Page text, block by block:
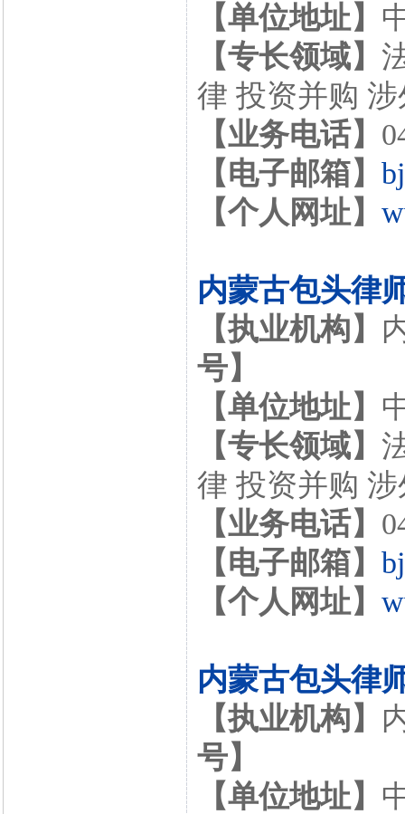
【单位地址】
【专长领域】
律 投资并购
【业务电话】
【电子邮箱】
【个人网址】
内蒙古包头律
【执业机构】
号】
【单位地址】
【专长领域】
律 投资并购
【业务电话】
【电子邮箱】
【个人网址】
内蒙古包头律
【执业机构】
号】
【单位地址】